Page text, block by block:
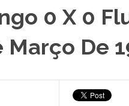
0 X 0
Março De